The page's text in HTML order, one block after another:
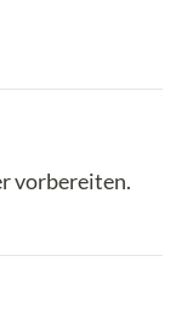
vorbereiten.